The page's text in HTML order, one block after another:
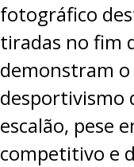
fotográfico
tiradas no fim
demonstram
desportivismo
escalão, pese
competitivo e